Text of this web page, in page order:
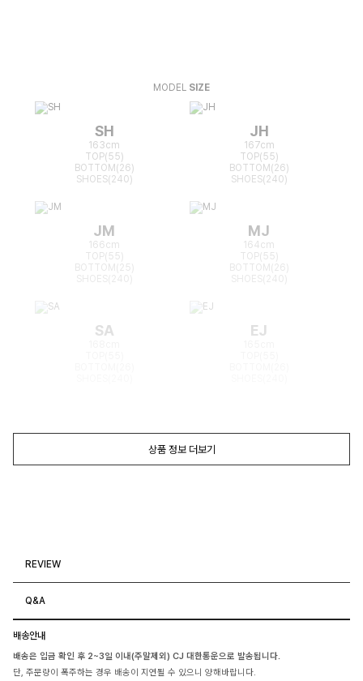
MODEL SIZE
SH
163cm
TOP(55)
BOTTOM(26)
SHOES(240)
JH
167cm
TOP(55)
BOTTOM(26)
SHOES(240)
JM
166cm
TOP(55)
BOTTOM(25)
MJ
164cm
TOP(55)
BOTTOM(26)
SA EJ
상품 정보 더보기
REVIEW
Q&A
배송안내
배송은 입금 확인 후 2~3일 이내(주말제외) CJ 대한통운으로 발송됩니다.
단, 주문량이 폭주하는 경우 배송이 지연될 수 있으니 양해바랍니다.